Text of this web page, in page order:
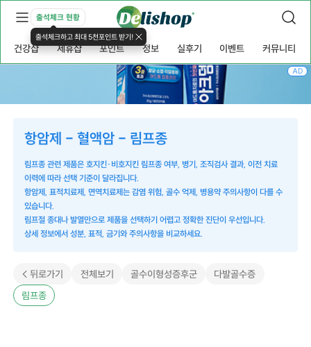
출석체크 현황
출석체크하고 최대 5천포인트 받기!
건강샵 제휴샵 포인트 정보 실후기 이벤트 커뮤니티
항암제 - 혈액암 - 림프종
림프종 관련 제품은 호지킨·비호지킨 림프종 여부, 병기, 조직검사 결과, 이전 치료
이력에 따라 선택 기준이 달라집니다.
항암제, 표적치료제, 면역치료제는 감염 위험, 골수 억제, 병용약 주의사항이 다를 수
있습니다.
림프절 종대나 발열만으로 제품을 선택하기 어렵고 정확한 진단이 우선입니다.
상세 정보에서 성분, 표적, 금기와 주의사항을 비교하세요.
< 뒤로가기 전체보기 골수이형성증후군
다발골수증
림프종
AD